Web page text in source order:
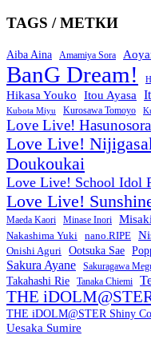
TAGS / МЕТКИ
Aiba Aina Amamiya Sora
BanG Dream!
Hikasa Youko
Itou Ayasa
Kubota Miyu Kurosawa Tomoyo
Love Live!
Love Live!
Doukoukai
Love Live! School Idol
Love Live!
Maeda Kaori Minase Inori
Nakashima Yuki nano.RIPE
Onishi Aguri Ootsuka Sae
Sakura Ayane Sakuragawa
Takahashi Rie Tanaka Chiemi
THE
THE iDOLM@STER Shiny
Uesaka Sumire